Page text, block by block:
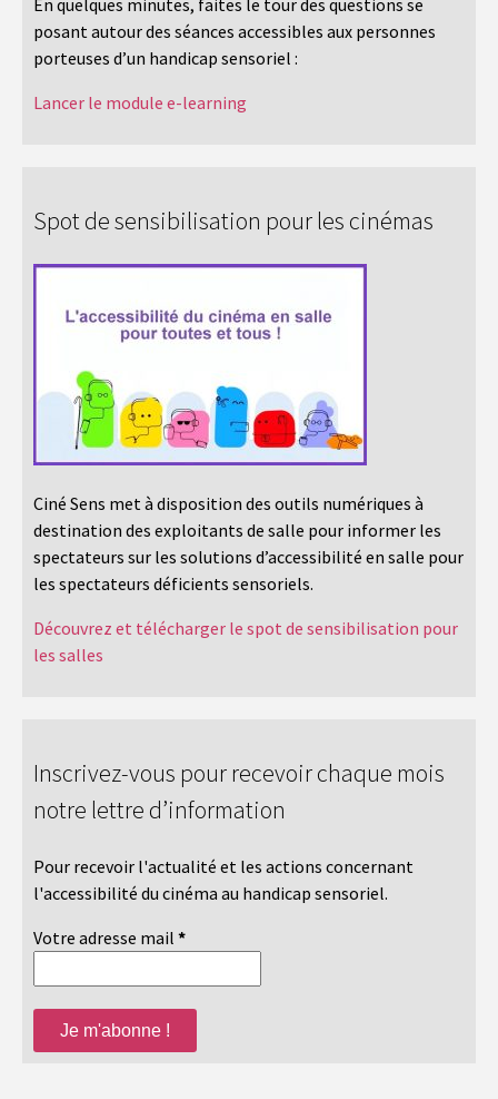
posant autour des séances accessibles aux personnes
porteuses d’un handicap sensoriel :
Lancer le module e-learning
Spot de sensibilisation pour les cinémas
Ciné Sens met à disposition des outils numériques à
destination des exploitants de salle pour informer les
spectateurs sur les solutions d’accessibilité en salle pour
les spectateurs déficients sensoriels.
Découvrez et télécharger le spot de sensibilisation pour
les salles
Inscrivez-vous pour recevoir chaque mois
notre lettre d’information
Pour recevoir l'actualité et les actions concernant
l'accessibilité du cinéma au handicap sensoriel.
Votre adresse mail *